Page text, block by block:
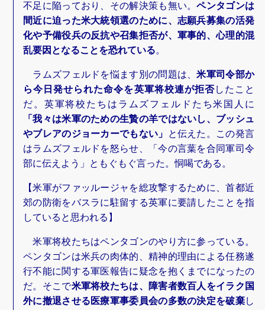
不足に陥っており、その解決策も無い。ペンタゴンは
間近に迫った米大統領選のために、志願兵募集の活発
化や予備役兵の反抗や召集拒否が、軍事的、心理的混
乱要因となることを恐れている。
ラムズフェルドを悩ます別の問題は、米軍司令部か
ら今日発せられた命令を英軍将校連が拒否したこと
だ。英軍将校たちはラムズフェルドたち米国人に
「我々は米軍のための生贄の羊ではないし、ブッシュ
やブレアのジョーカーでもない」
と伝えた。この発言
はラムズフェルドを怒らせ、「今の言葉を合同軍司令
部に伝えよう」ともぐもぐ言った。恫喝である。
【米軍がファッルージャを総攻撃するために、首都近
郊の防衛をバスラに駐留する英軍に要請したことを指
していると思われる】
米軍将校たちはペンタゴンのやり方に参っている。
ペンタゴンは米兵の肉体的、精神的理由による任務遂
行不能に関する軍医報告に疑念を抱くまでになったの
だ。そこで米軍将校たちは、障害者数百人をイラク国
外に撤退させる医療軍事委員会の多数の決定を破棄し